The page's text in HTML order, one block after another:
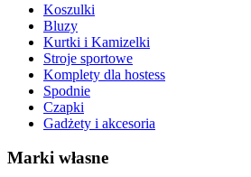
Koszulki
Bluzy
Kurtki i Kamizelki
Stroje sportowe
Komplety dla hostess
Spodnie
Czapki
Gadżety i akcesoria
Marki własne